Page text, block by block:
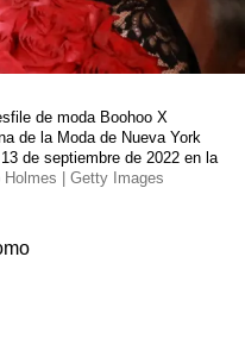
de moda Boohoo X
de la Moda de Nueva York
de septiembre de 2022 en la
Holmes | Getty Images